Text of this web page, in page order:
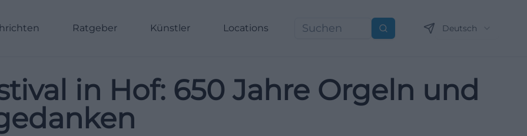
Ratgeber Künstler Locations Suchen Deutsch
in Hof: 650 Jahre Orgeln und